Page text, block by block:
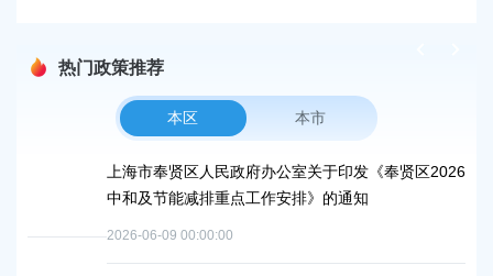
热门政策推荐
本区 本市
上海市奉贤区人民政府办公室关于印发《奉贤区2026年碳达峰碳
中和及节能减排重点工作安排》的通知
2026-06-09 00:00:00